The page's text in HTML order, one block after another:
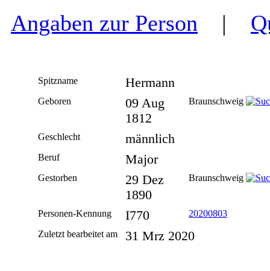
Angaben zur Person |
Spitzname Hermann
Geboren
09 Aug
1812
Braunschweig
Geschlecht männlich
Beruf Major
Gestorben
29 Dez
1890
Braunschweig
Personen-Kennung I770
20200803
Zuletzt bearbeitet am
31 Mrz 2020